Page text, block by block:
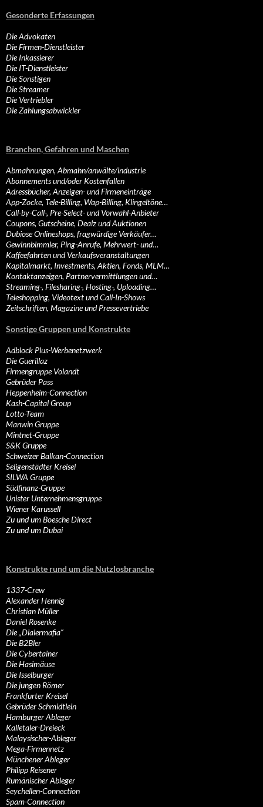
Gesonderte Erfassungen
Die Advokaten
Die Firmen-Dienstleister
Die Inkassierer
Die IT-Dienstleister
Die Sonstigen
Die Streamer
Die Vertriebler
Die Zahlungsabwickler
Branchen, Gefahren und Maschen
Abmahnungen, Abmahn/anwälte/industrie
Abonnements und/oder Kostenfallen
Adressbücher, Anzeigen- und Firmeneinträge
App-Zocke, Tele-Billing, Wap-Billing, Klingeltöne…
Call-by-Call-, Pre-Select- und Vorwahl-Anbieter
Coupons, Gutscheine, Dealz und Auktionen
Dubiose Onlineshops, fragwürdige Verkäufer…
Gewinnbimmler, Ping-Anrufe, Mehrwert- und…
Kaffeefahrten und Verkaufsveranstaltungen
Kapitalmarkt, Investments, Aktien, Fonds, MLM…
Kontaktanzeigen, Partnervermittlungen und…
Streaming-, Filesharing-, Hosting-, Uploading…
Teleshopping, Videotext und Call-In-Shows
Zeitschriften, Magazine und Pressevertriebe
Sonstige Gruppen und Konstrukte
Adblock Plus-Werbenetzwerk
Die Guerillaz
Firmengruppe Volandt
Gebrüder Pass
Heppenheim-Connection
Kash-Capital Group
Lotto-Team
Manwin Gruppe
Mintnet-Gruppe
S&K Gruppe
Schweizer Balkan-Connection
Seligenstädter Kreisel
SILWA Gruppe
Südfinanz-Gruppe
Unister Unternehmensgruppe
Wiener Karussell
Zu und um Boesche Direct
Zu und um Dubai
Konstrukte rund um die Nutzlosbranche
1337-Crew
Alexander Hennig
Christian Müller
Daniel Rosenke
Die „Dialermafia“
Die B2Bler
Die Cybertainer
Die Hasimäuse
Die Isselburger
Die jungen Römer
Frankfurter Kreisel
Gebrüder Schmidtlein
Hamburger Ableger
Kalletaler-Dreieck
Malaysischer-Ableger
Mega-Firmennetz
Münchener Ableger
Philipp Reisener
Rumänischer Ableger
Seychellen-Connection
Spam-Connection